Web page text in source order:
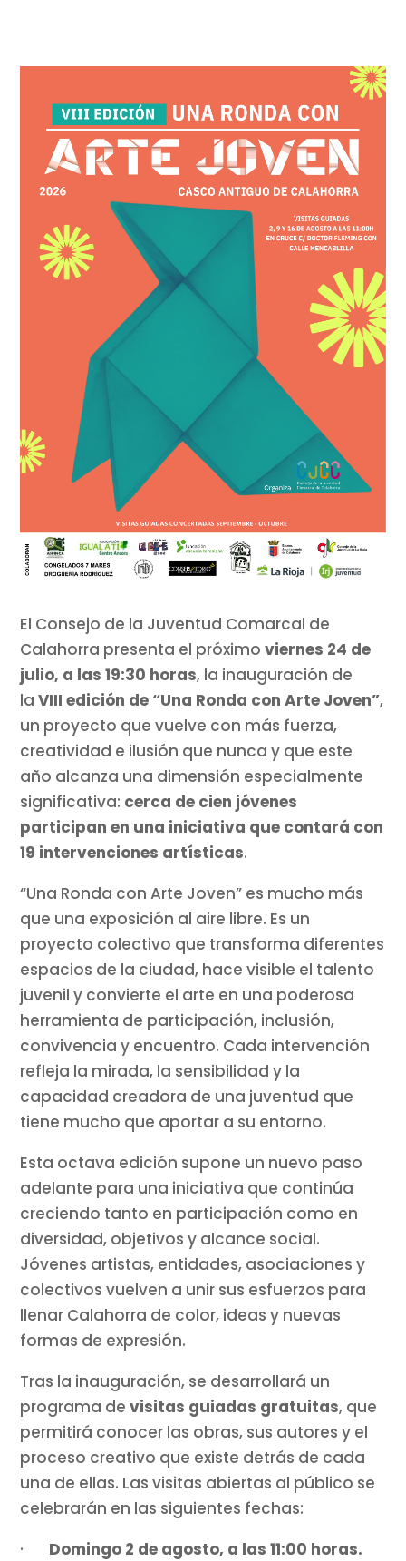
El Consejo de la Juventud Comarcal de
Calahorra presenta el próximoviernes 24 de
julio, a las 19:30 horas, la inauguración de
laVIII edición de “Una Ronda con Arte Joven”,
un proyecto que vuelve con más fuerza,
creatividad e ilusión que nunca y que este
año alcanza una dimensión especialmente
significativa: cerca de cien jóvenes
participan en una iniciativa que contará con
19 intervenciones artísticas.
“Una Ronda con Arte Joven” es mucho más
que una exposición al aire libre. Es un
proyecto colectivo que transforma diferentes
espacios de la ciudad, hace visible el talento
juvenil y convierte el arte en una poderosa
herramienta de participación, inclusión,
convivencia y encuentro. Cada intervención
refleja la mirada, la sensibilidad y la
capacidad creadora de una juventud que
tiene mucho que aportar a su entorno.
Esta octava edición supone un nuevo paso
adelante para una iniciativa que continúa
creciendo tanto en participación como en
diversidad, objetivos y alcance social.
Jóvenes artistas, entidades, asociaciones y
colectivos vuelven a unir sus esfuerzos para
llenar Calahorra de color, ideas y nuevas
formas de expresión.
Tras la inauguración, se desarrollará un
programa devisitas guiadas gratuitas, que
permitirá conocer las obras, sus autores y el
proceso creativo que existe detrás de cada
una de ellas. Las visitas abiertas al público se
celebrarán en las siguientes fechas:
· Domingo 2 de agosto, a las 11:00 horas.